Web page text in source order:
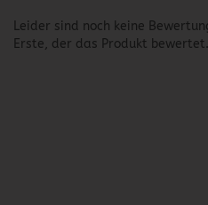
Leider sind noch keine
Erste, der das Produkt bewertet.